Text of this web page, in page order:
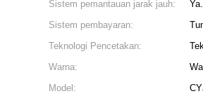
Sistem pemantauan jarak jauh:
Ya.
Sistem pembayaran:
Teknologi Pencetakan:
Warna:
Model: